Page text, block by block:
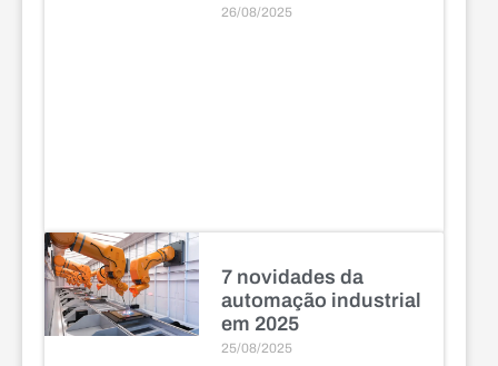
26/08/2025
7 novidades da
automação industrial
em 2025
25/08/2025